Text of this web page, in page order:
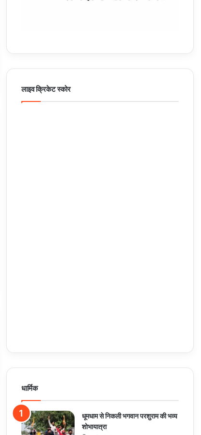
लाइव क्रिकेट स्कोर
धार्मिक
धूमधाम से निकली भगवान परशुराम की भव्य
शोभायात्रा